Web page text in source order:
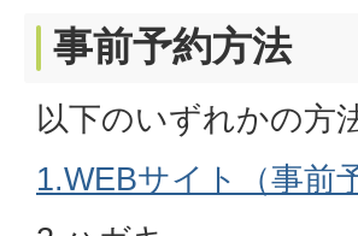
事前予約方法
以下のいずれかの方
1.WEBサイト（事前